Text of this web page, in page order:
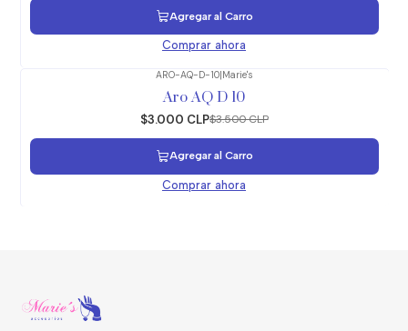
Agregar al Carro
Comprar ahora
ARO-AQ-D-10|Marie's
Aro AQ D 10
$3.000 CLP$3.500 CLP
Agregar al Carro
Comprar ahora